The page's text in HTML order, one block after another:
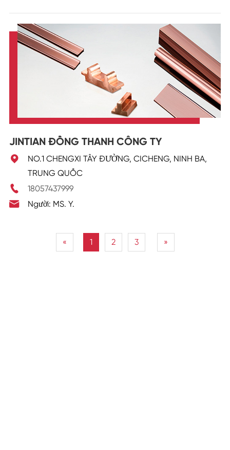
JINTIAN ĐỒNG THANH CÔNG TY

NO.1 CHENGXI TÂY ĐƯỜNG, CICHENG, NINH BA,
TRUNG QUỐC
 18057437999
 Người: MS. Y.
« 1 2 3 »